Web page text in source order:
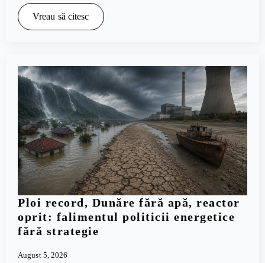
Vreau să citesc
Ploi record, Dunăre fără apă, reactor
oprit: falimentul politicii energetice
fără strategie
August 5, 2026